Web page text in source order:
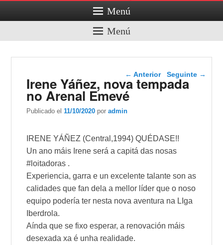
Menú
Menú
Navegador de artigos
← Anterior Seguinte →
Irene Yáñez, nova tempada
no Arenal Emevé
Publicado el11/10/2020 poradmin
IRENE YÁÑEZ (Central,1994) QUÉDASE!!
Un ano máis Irene será a capitá das nosas
#loitadoras .
Experiencia, garra e un excelente talante son as
calidades que fan dela a mellor líder que o noso
equipo podería ter nesta nova aventura na LIga
Iberdrola.
Aínda que se fixo esperar, a renovación máis
desexada xa é unha realidade.